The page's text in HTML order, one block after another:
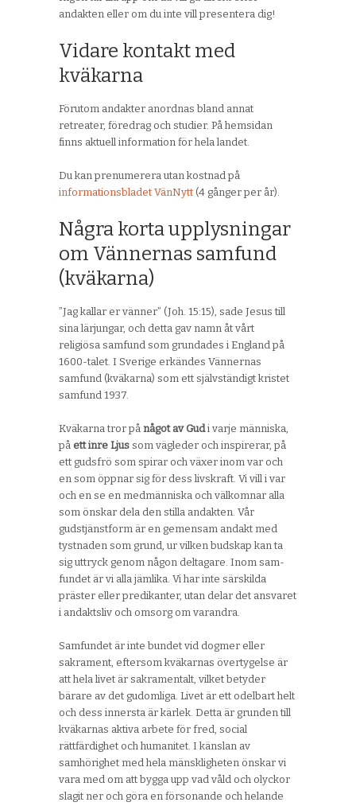
andakten eller om du inte vill presentera dig!
Vidare kontakt med
kväkarna
Förutom andakter anordnas bland annat
retreater, föredrag och studier. På hemsidan
finns aktuell information för hela landet.
Du kan prenumerera utan kostnad på
informationsbladet VänNytt (4 gånger per år).
Några korta upplysningar
om Vännernas samfund
(kväkarna)
”Jag kallar er vänner” (Joh. 15:15), sade Jesus till
sina lärjungar, och detta gav namn åt vårt
religiösa samfund som grundades i England på
1600-talet. I Sverige erkändes Vännernas
samfund (kväkarna) som ett självständigt kristet
samfund 1937.
Kväkarna tror på något av Gudi varje människa,
på ett inre Ljus som vägleder och inspirerar, på
ett gudsfrö som spirar och växer inom var och
en som öppnar sig för dess livskraft. Vi vill i var
och en se en medmänniska och välkomnar alla
som önskar dela den stilla andakten. Vår
gudstjänstform är en gemensam andakt med
tystnaden som grund, ur vilken budskap kan ta
sig uttryck genom någon deltagare. Inom sam-
fundet är vi alla jämlika. Vi har inte särskilda
präster eller predikanter, utan delar det ansvaret
i andaktsliv och omsorg om varandra.
Samfundet är inte bundet vid dogmer eller
sakrament, eftersom kväkarnas övertygelse är
att hela livet är sakramentalt, vilket betyder
bärare av det gudomliga. Livet är ett odelbart helt
och dess innersta är kärlek. Detta är grunden till
kväkarnas aktiva arbete för fred, social
rättfärdighet och humanitet. I känslan av
samhörighet med hela mänskligheten önskar vi
vara med om att bygga upp vad våld och olyckor
slagit ner och göra en försonande och helande